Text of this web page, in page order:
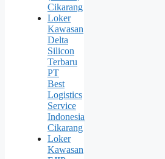
Cikarang
Loker
Kawasan
Delta
Silicon
Terbaru
PT
Best
Logistics
Service
Indonesia
Cikarang
Loker
Kawasan